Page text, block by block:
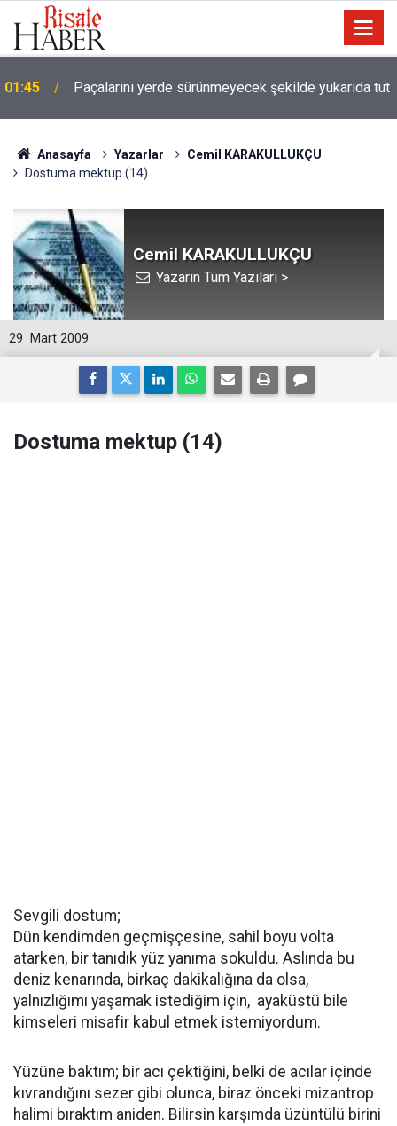
01:45 Paçalarını yerde sürünmeyecek şekilde yukarıda tut
Anasayfa Yazarlar
Cemil KARAKULLUKÇU
Dostuma mektup (14)
Cemil KARAKULLUKÇU
Yazarın Tüm Yazıları >
29 Mart 2009
Dostuma mektup (14)
Sevgili dostum;
Dün kendimden geçmişçesine, sahil boyu volta
atarken, bir tanıdık yüz yanıma sokuldu. Aslında bu
deniz kenarında, birkaç dakikalığına da olsa,
yalnızlığımı yaşamak istediğim için, ayaküstü bile
kimseleri misafir kabul etmek istemiyordum.
Yüzüne baktım; bir acı çektiğini, belki de acılar içinde
kıvrandığını sezer gibi olunca, biraz önceki mizantrop
halimi bıraktım aniden. Bilirsin karşımda üzüntülü birini